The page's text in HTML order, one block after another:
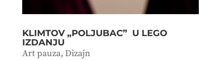
KLIMTOV „POLJUBAC” U LEGO
IZDANJU
Art pauza, Dizajn